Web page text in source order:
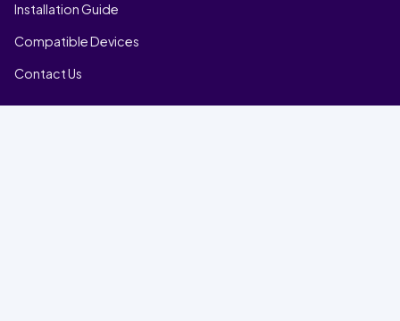
Installation Guide
Compatible Devices
Contact Us